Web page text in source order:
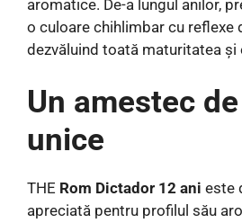
aromatice. De-a lungul anilor,
o culoare chihlimbar cu reflexe
dezvăluind toată maturitatea și
Un amestec
unice
THE Rom Dictador 12 ani este
apreciată pentru profilul său